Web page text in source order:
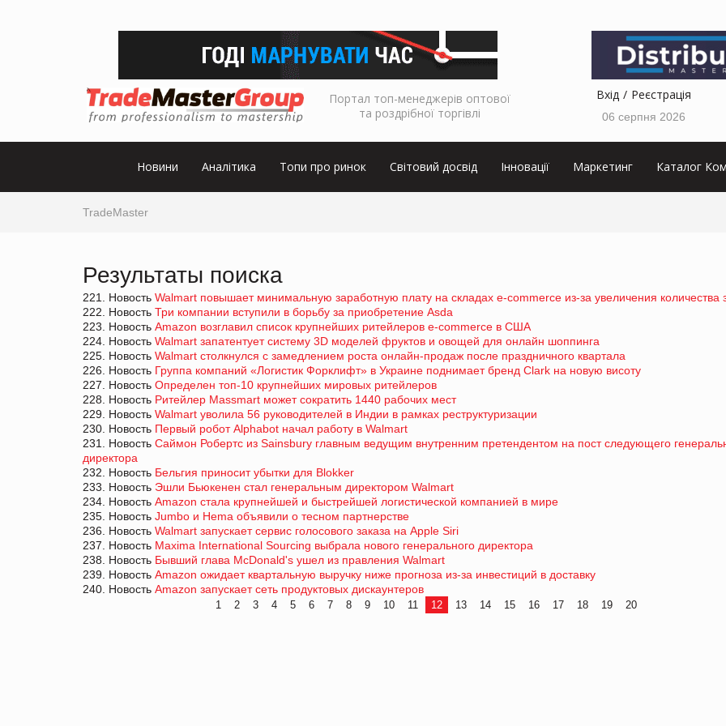
Портал топ-менеджерів оптової
та роздрібної торгівлі
Вхід Реєстрація
06 серпня 2026
Новини Аналітика Топи про ринок Світовий досвід Інновації Маркетинг Каталог
TradeMaster
Результаты поиска
221. Новость Walmart повышает минимальную заработную плату на складах e-commerce из-за увеличения количества
222. Новость Три компании вступили в борьбу за приобретение Asda
223. Новость Amazon возглавил список крупнейших ритейлеров e-commerce в США
224. Новость Walmart запатентует систему 3D моделей фруктов и овощей для онлайн шоппинга
225. Новость Walmart столкнулся с замедлением роста онлайн-продаж после праздничного квартала
226. Новость Группа компаний «Логистик Форклифт» в Украине поднимает бренд Clark на новую висоту
227. Новость Определен топ-10 крупнейших мировых ритейлеров
228. Новость Ритейлер Massmart может сократить 1440 рабочих мест
229. Новость Walmart уволила 56 руководителей в Индии в рамках реструктуризации
230. Новость Первый робот Alphabot начал работу в Walmart
231. Новость Саймон Робертс из Sainsbury главным ведущим внутренним претендентом на пост следующего
директора
232. Новость Бельгия приносит убытки для Blokker
233. Новость Эшли Бьюкенен стал генеральным директором Walmart
234. Новость Amazon стала крупнейшей и быстрейшей логистической компанией в мире
235. Новость Jumbo и Hema объявили о тесном партнерстве
236. Новость Walmart запускает сервис голосового заказа на Apple Siri
237. Новость Maxima International Sourcing выбрала нового генерального директора
238. Новость Бывший глава McDonald's ушел из правления Walmart
239. Новость Amazon ожидает квартальную выручку ниже прогноза из-за инвестиций в доставку
240. Новость Amazon запускает сеть продуктовых дискаунтеров
1 2 3 4 5 6 7 8 9 10 11 12 13 14 15 16 17 18 19 20